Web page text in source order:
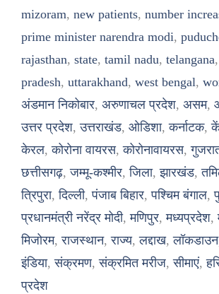
mizoram, new patients, number
prime minister narendra modi,
rajasthan, state, tamil nadu, telangana,
pradesh, uttarakhand, west bengal,
अंडमान निकोबार, अरुणाचल प्रदेश, असम,
उत्तर प्रदेश,उत्तराखंड, ओडिशा,कर्नाटक,
केरल,कोरोना वायरस,कोरोनावायरस,
छत्तीसगढ़,जम्मू-कश्मीर,जिला,झारखंड,
त्रिपुरा,दिल्ली,पंजाब बिहार,पश्चिम बंगाल,
प्रधानमंत्री नरेंद्र मोदी,मणिपुर,मध्यप्रदेश,
मिजोरम,राजस्थान,राज्य,लद्दाख,लॉकडाउन
इंडिया,संक्रमण,संक्रमित मरीज,सीमाएं,
प्रदेश